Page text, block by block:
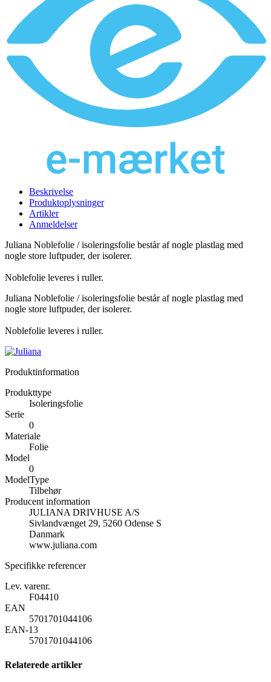
Beskrivelse
Produktoplysninger
Artikler
Anmeldelser
Juliana Noblefolie / isoleringsfolie består af nogle plastlag med
nogle store luftpuder, der isolerer.
Noblefolie leveres i ruller.
Juliana Noblefolie / isoleringsfolie består af nogle plastlag med
nogle store luftpuder, der isolerer.
Noblefolie leveres i ruller.
Produktinformation
Produkttype
Isoleringsfolie
Serie
0
Materiale
Folie
Model
0
ModelType
Tilbehør
Producent information
JULIANA DRIVHUSE A/S
Sivlandvænget 29, 5260 Odense S
Danmark
www.juliana.com
Specifikke referencer
Lev. varenr.
F04410
EAN
5701701044106
EAN-13
5701701044106
Relaterede artikler